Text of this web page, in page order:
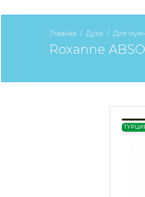
Главная Духи Для
Roxanne